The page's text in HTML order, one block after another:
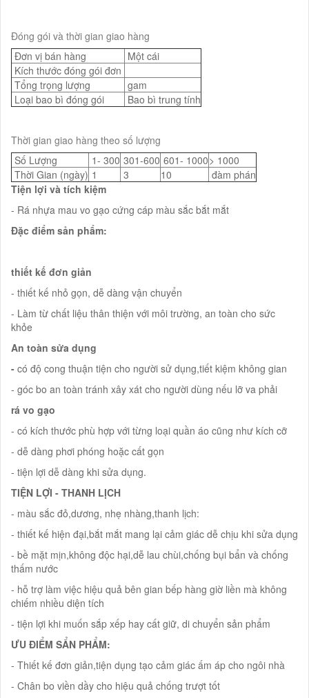
Đóng gói và thời gian giao hàng
Đơn vị bán hàng
Một cái
Kích thước đóng gói đơn
Tổng trọng lượng
gam
Loại bao bì đóng gói
Bao bì trung tính
Thời gian giao hàng theo số lượng
Số Lượng
1- 300 301-600 601- 1000> 1000
Thời Gian (ngày) 1 3 10
đàm phán
Tiện lợi và tích kiệm
- Rá nhựa mau vo gạo cứng cáp màu sắc bắt mắt
Đặc điểm sản phẩm:
thiết kế đơn giản
- thiết kế nhỏ gọn, dễ dàng vận chuyển
- Làm từ chất liệu thân thiện với môi trường, an toàn cho sức
khỏe
An toàn sửa dụng
- có độ cong thuận tiện cho người sử dụng,tiết kiệm không gian
- góc bo an toàn tránh xây xát cho người dùng nếu lỡ va phải
rá vo gạo
- có kích thước phù hợp với từng loại quần áo cũng như kích cỡ
- dễ dàng phơi phóng hoặc cất gọn
- tiện lợi dễ dàng khi sửa dụng.
TIỆN LỢI - THANH LỊCH
- màu sắc đỏ,dương, nhẹ nhàng,thanh lịch:
- thiết kế hiện đại,bắt mắt mang lại cảm giác dễ chịu khi sửa dụng
- bề mặt mịn,không độc hại,dễ lau chùi,chống bụi bẩn và chống
thấm nước
- hỗ trợ làm việc hiệu quả bên gian bếp hàng giờ liền mà không
chiếm nhiều diện tích
- tiện lợi khi muốn sắp xếp hay cất giữ, di chuyển sản phẩm
ƯU ĐIỂM SẨN PHẨM:
- Thiết kế đơn giản,tiện dụng tạo cảm giác ấm áp cho ngôi nhà
- Chân bo viền dầy cho hiệu quả chống trượt tốt